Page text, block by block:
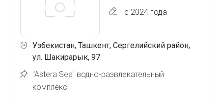
с 2024 года
Узбекистан, Ташкент, Сергелийский район,
ул. Шакирарык, 97
"Astera Sea" водно-развлекательный
комплекс